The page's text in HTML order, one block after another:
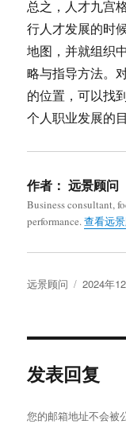
总之，人才九宫
行人才发展的时
地图，并就组织
略与指导方法。
的位置，可以找
个人职业发展的目
作者： 远景顾问
Business consultant,
performance.查看远
作
远景顾问
发
2024年
发表回复
您的邮箱地址不会被